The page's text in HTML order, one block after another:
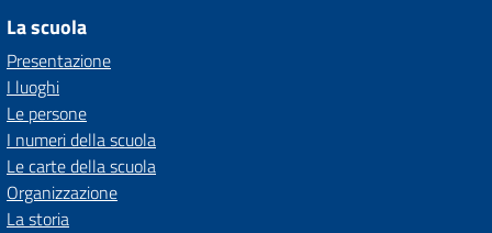
La scuola
Presentazione
I luoghi
Le persone
I numeri della scuola
Le carte della scuola
Organizzazione
La storia